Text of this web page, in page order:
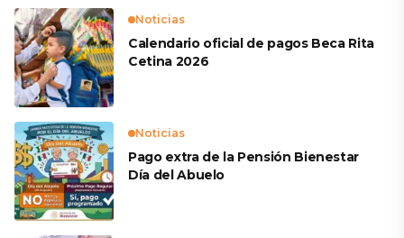
Noticias
Calendario oficial de pagos Beca Rita
Cetina 2026
Noticias
Pago extra de la Pensión Bienestar
Día del Abuelo